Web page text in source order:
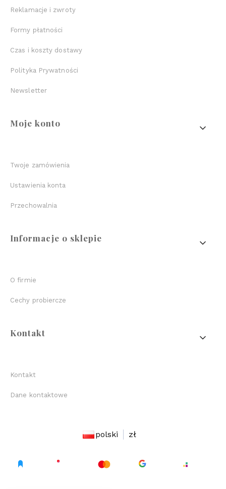
Reklamacje i zwroty
Formy płatności
Czas i koszty dostawy
Polityka Prywatności
Newsletter
Moje konto
Twoje zamówienia
Ustawienia konta
Przechowalnia
Informacje o sklepie
O firmie
Cechy probiercze
Kontakt
Kontakt
Dane kontaktowe
polski zł